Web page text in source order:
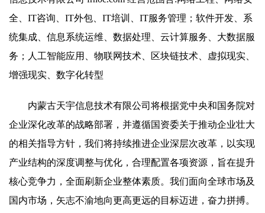
全、IT咨询、IT外包、IT培训、IT服务管理；软件开发、系
统集成、信息系统运维、数据处理、云计算服务、大数据服
务；人工智能应用、物联网技术、区块链技术、虚拟现实、
增强现实、数字化转型
内蒙古天宇信息技术有限公司将根据党中央和国务院对
企业深化改革的战略部署，并遵循国资委关于推动企业壮大
的相关指导方针，我们将持续推进企业深层次改革，以实现
产业结构的深度调整与优化，合理配置各项资源，旨在提升
核心竞争力，全面刷新企业整体素质。我们面向全球市场及
国内市场，矢志不渝地向更高更远的目标迈进，奋力拼搏。